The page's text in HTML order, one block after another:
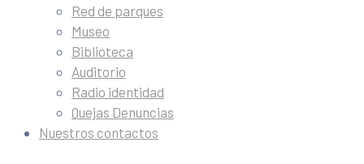
Red de parques
Museo
Biblioteca
Auditorio
Radio identidad
Quejas Denuncias
Nuestros contactos